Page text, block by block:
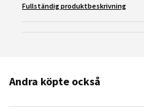
Fullständig produktbeskrivning
Andra köpte också